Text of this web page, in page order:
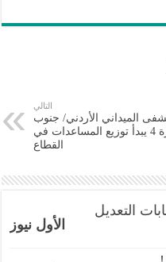
التالي
الميداني الأردني/ جنوب
غزة 4 يبدأ توزيع المساعدات في
القطاع
الأول نيوز